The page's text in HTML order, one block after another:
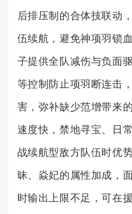
后排压制的合体技联动
伍续航，避免神项羽锁
子提供全队减伤与负面
等控制防止项羽断连击
害，弥补缺少范增带来
速度快，禁地寻宝、日
战续航型敌方队伍时优
昧、焱妃的属性加成，
时输出上限不足，可在